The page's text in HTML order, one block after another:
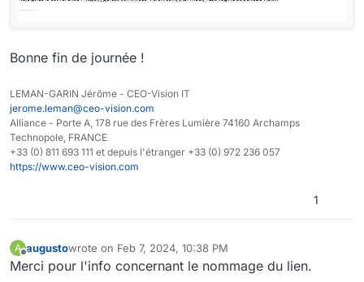
Bonne fin de journée !
LEMAN-GARIN Jérôme - CEO-Vision IT
jerome.leman@ceo-vision.com
Alliance - Porte A, 178 rue des Frères Lumière 74160 Archamps
Technopole, FRANCE
+33 (0) 811 693 111 et depuis l'étranger +33 (0) 972 236 057
https://www.ceo-vision.com
1
A
Offline
augustowrote on Feb 7, 2024, 10:38 PM
last edited by augusto Feb 7, 2024, 11:40 PM
Merci pour l'info concernant le nommage du lien.